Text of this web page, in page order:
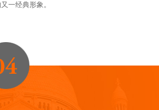
一经典形象。